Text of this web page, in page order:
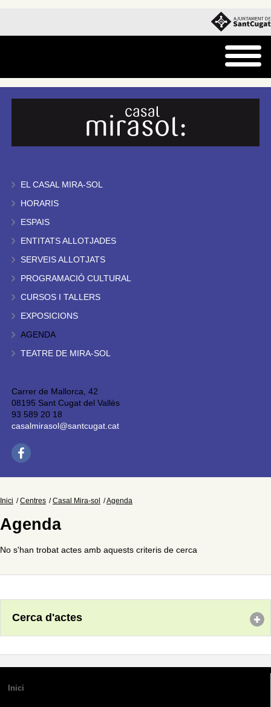
EL CASAL MIRA-SOL
HORARIS
ESPAIS
ENTITATS ALLOTJADES
SERVEIS ALLOTJATS
PROGRAMACIÓ CULTURAL
CURSOS I TALLERS
EXPOSICIONS
AGENDA
TEATRE DE MIRA-SOL
Carrer de Mallorca, 42
08195 Sant Cugat del Vallès
93 589 20 18
casalmirasol@santcugat.cat
Inici Centres Casal Mira-sol Agenda
Agenda
No s'han trobat actes amb aquests criteris de cerca
Cerca d'actes
Inici